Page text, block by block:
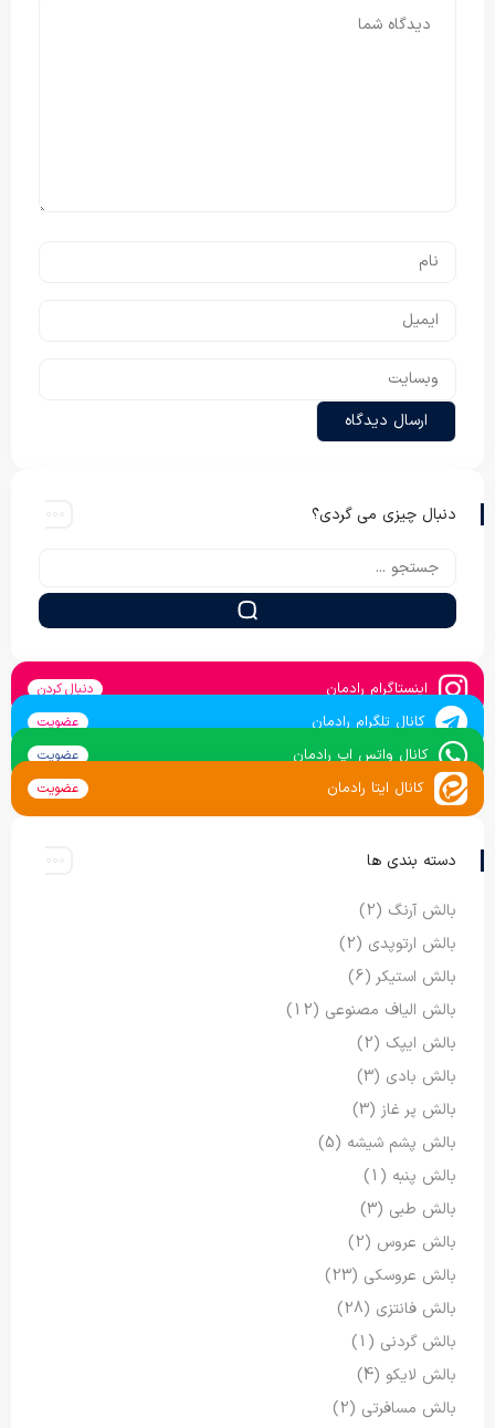
دنبال چیزی می گردی؟
اینستاگرام رادمان دنبال کردن
کانال تلگرام رادمان عضویت
کانال واتس اپ رادمان عضویت
کانال ایتا رادمان عضویت
دسته بندی ها
بالش آرنگ (2)
بالش ارتوپدی (2)
بالش استیکر (6)
بالش الیاف مصنوعی (12)
بالش ایپک (2)
بالش بادی (3)
بالش پر غاز (3)
بالش پشم شیشه (5)
بالش پنبه (1)
بالش طبی (3)
بالش عروس (2)
بالش عروسکی (23)
بالش فانتزی (28)
بالش گردنی (1)
بالش لایکو (4)
بالش مسافرتی (2)